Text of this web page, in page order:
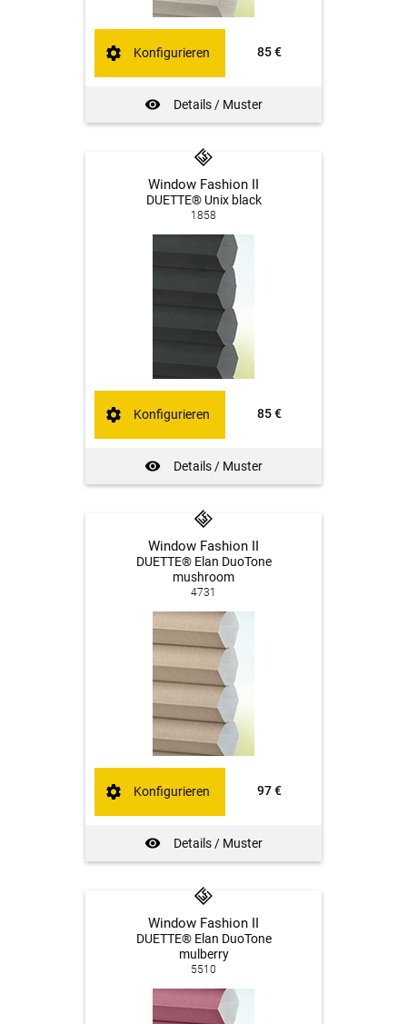
85 €
Details / Muster
Konfigurieren
Window Fashion II
DUETTE® Unix black
1858
85 €
Details / Muster
Konfigurieren
Window Fashion II
DUETTE® Elan DuoTone
mushroom
4731
97 €
Details / Muster
Konfigurieren
Window Fashion II
DUETTE® Elan DuoTone
mulberry
5510